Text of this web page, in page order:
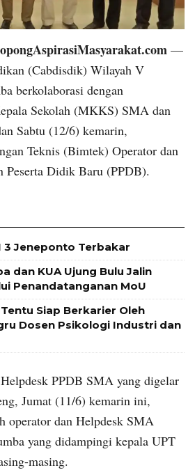
—
(Cabdisdik) Wilayah V
berkolaborasi dengan
Sekolah (MKKS) SMA dan
Sabtu (12/6) kemarin,
Teknis (Bimtek) Operator dan
Peserta Didik Baru (PPDB).
3 Jeneponto Terbakar
dan KUA Ujung Bulu Jalin
Penandatanganan MoU
Siap Berkarier Oleh
Dosen Psikologi Industri dan
PPDB SMA yang digelar
Jumat (11/6) kemarin ini,
operator dan Helpdesk SMA
yang didampingi kepala UPT
masing.